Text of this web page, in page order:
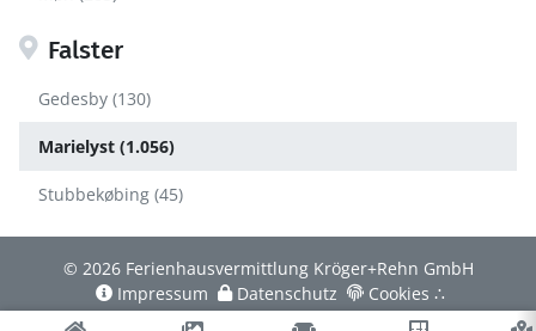
Falster
Gedesby (130)
Marielyst (1.056)
Stubbekøbing (45)
© 2026 Ferienhausvermittlung Kröger+Rehn GmbH
Impressum
Datenschutz Cookies ∴